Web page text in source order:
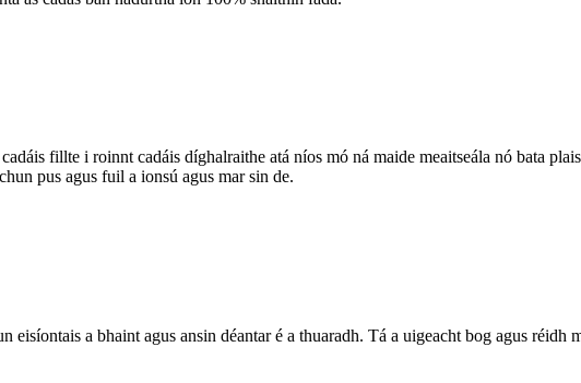
fillte i roinnt cadáis díghalraithe atá níos mó ná maide meaitseála nó bata
pus agus fuil a ionsú agus mar sin de.
eisíontais a bhaint agus ansin déantar é a thuaradh. Tá a uigeacht bog agus réidh